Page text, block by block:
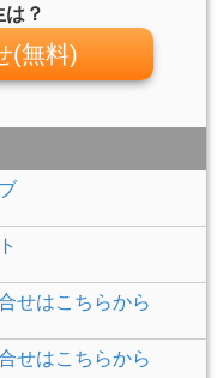
？
(無料)
せはこちらから
せはこちらから